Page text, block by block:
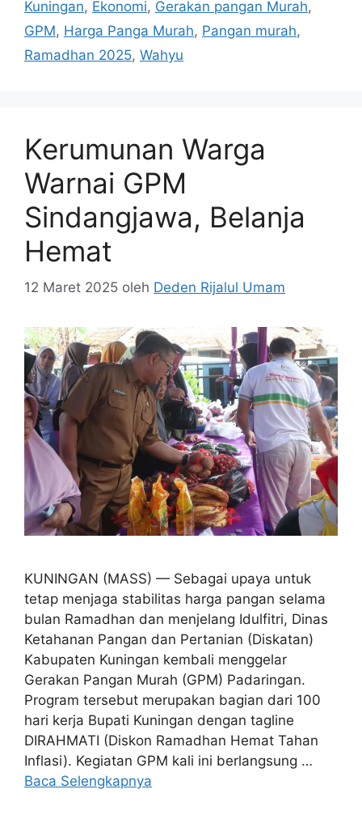
Kuningan, Ekonomi, Gerakan pangan Murah,
GPM, Harga Panga Murah, Pangan murah,
Ramadhan 2025, Wahyu
Kerumunan Warga
Warnai GPM
Sindangjawa, Belanja
Hemat
12 Maret 2025 oleh Deden Rijalul Umam
KUNINGAN (MASS) — Sebagai upaya untuk
tetap menjaga stabilitas harga pangan selama
bulan Ramadhan dan menjelang Idulfitri, Dinas
Ketahanan Pangan dan Pertanian (Diskatan)
Kabupaten Kuningan kembali menggelar
Gerakan Pangan Murah (GPM) Padaringan.
Program tersebut merupakan bagian dari 100
hari kerja Bupati Kuningan dengan tagline
DIRAHMATI (Diskon Ramadhan Hemat Tahan
Inflasi). Kegiatan GPM kali ini berlangsung …
Baca Selengkapnya